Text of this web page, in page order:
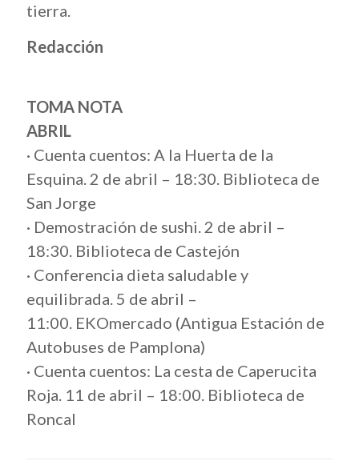
tierra.
Redacción
TOMA NOTA
ABRIL
· Cuenta cuentos: A la Huerta de la
Esquina. 2 de abril – 18:30. Biblioteca de
San Jorge
· Demostración de sushi. 2 de abril –
18:30. Biblioteca de Castejón
· Conferencia dieta saludable y
equilibrada. 5 de abril –
11:00. EKOmercado (Antigua Estación de
Autobuses de Pamplona)
· Cuenta cuentos: La cesta de Caperucita
Roja. 11 de abril – 18:00. Biblioteca de
Roncal